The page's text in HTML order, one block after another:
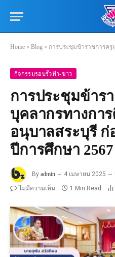
Home » Blog » การประชุมข้าราชการครูและบุคลากรทางก
กิจกรรมรอบรั้วฟ้า-ขาว
การประชุมข้าร
บุคลากรทางกา
อนุบาลสระบุรี
ปีการศึกษา 2567
By admin 4 เมษายน 2025
ไม่มีความเห็น
1 Min Read